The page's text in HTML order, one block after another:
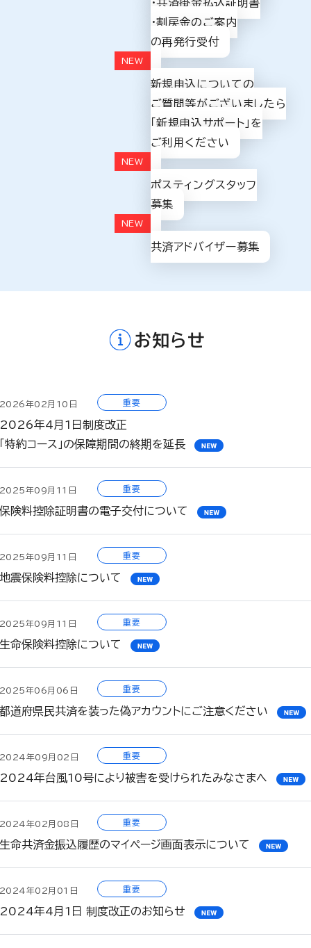
・共済掛金払込証明書
・割戻金のご案内
の再発行受付
新規申込についての
ご質問等がございましたら
「新規申込サポート」を
ご利用ください
ポスティングスタッフ
募集
共済アドバイザー募集
お知らせ
2026年02月10日 重要
2026年4月1日制度改正
「特約コース」の保障期間の終期を延長
2025年09月11日 重要
保険料控除証明書の電子交付について
2025年09月11日 重要
地震保険料控除について
2025年09月11日 重要
生命保険料控除について
2025年06月06日 重要
都道府県民共済を装った偽アカウントにご注意ください
2024年09月02日 重要
2024年台風10号により被害を受けられたみなさまへ
2024年02月08日 重要
生命共済金振込履歴のマイページ画面表示について
2024年02月01日 重要
2024年4月1日 制度改正のお知らせ